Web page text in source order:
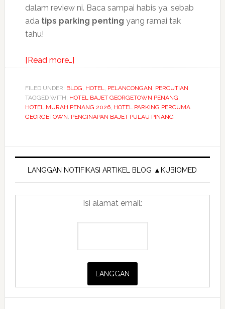
dalam review ni. Baca sampai habis ya, sebab
ada tips parking penting yang ramai tak
tahu!
[Read more…]about
19
Pulau
Pinang
Terbaik
WiFi!
FILED UNDER: BLOG, HOTEL, PELANCONGAN, PERCUTIAN
TAGGED WITH: HOTEL BAJET GEORGETOWN PENANG,
HOTEL MURAH PENANG 2026, HOTEL PARKING PERCUMA
GEORGETOWN, PENGINAPAN BAJET PULAU PINANG
Primary
Sidebar
LANGGAN NOTIFIKASI ARTIKEL BLOG ▲KUBIOMED
Isi alamat email: